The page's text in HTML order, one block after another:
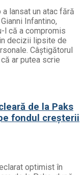
lansat un atac fără
Infantino,
l că a compromis
decizii lipsite de
Câștigătorul
ar putea scrie
de la Paks
fondul creșterii
optimist în